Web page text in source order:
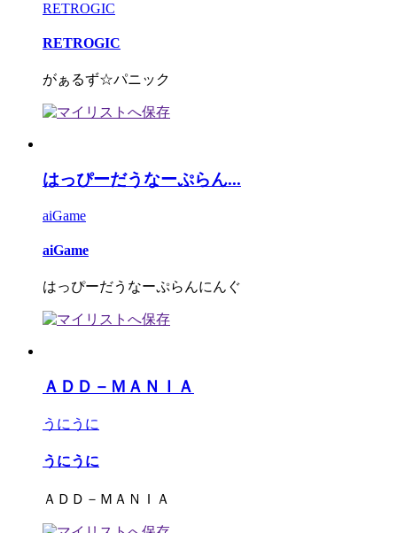
RETROGIC
RETROGIC
がぁるず☆パニック
はっぴーだうなーぷらん...
aiGame
aiGame
はっぴーだうなーぷらんにんぐ
ＡＤＤ－ＭＡＮＩＡ
うにうに
うにうに
ＡＤＤ－ＭＡＮＩＡ